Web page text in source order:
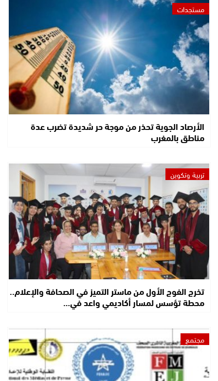
مستجدات
الأرصاد الجوية تحذر من موجة حر شديدة تضرب عدة
مناطق بالمغرب
تربية وتكوين
تخرج الفوج الأول من ماستر التميز في الصحافة والإعلام..
محطة تؤسس لمسار أكاديمي واعد في…
مجتمع